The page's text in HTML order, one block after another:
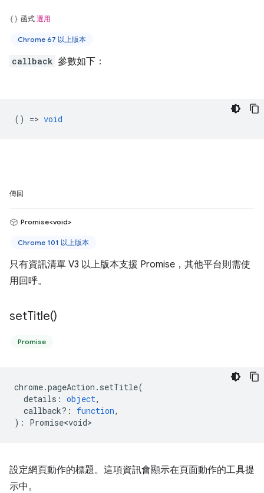
函式 選用
Chrome 67 以上版本
callback 參數如下：
() => void
傳回
Promise<void>
Chrome 101 以上版本
只有資訊清單 V3 以上版本支援 Promise，其他平台則需使
用回呼。
setTitle()
Promise
chrome.pageAction . setTitle(
details : object,
callback? : function,
) : Promise<void>
設定網頁動作的標題。這項資訊會顯示在頁面動作的工具提
示中。